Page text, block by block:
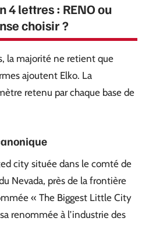
4 lettres : RENO ou
choisir ?
la majorité ne retient que
ajoutent Elko. La
retenu par chaque base de
city située dans le comté de
Nevada, près de la frontière
« The Biggest Little City
renommée à l’industrie des